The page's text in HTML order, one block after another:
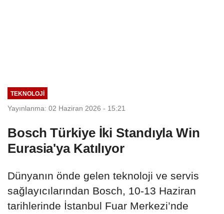
TEKNOLOJİ
Yayınlanma: 02 Haziran 2026 - 15:21
Bosch Türkiye İki Standıyla Win
Eurasia'ya Katılıyor
Dünyanın önde gelen teknoloji ve servis
sağlayıcılarından Bosch, 10-13 Haziran
tarihlerinde İstanbul Fuar Merkezi’nde